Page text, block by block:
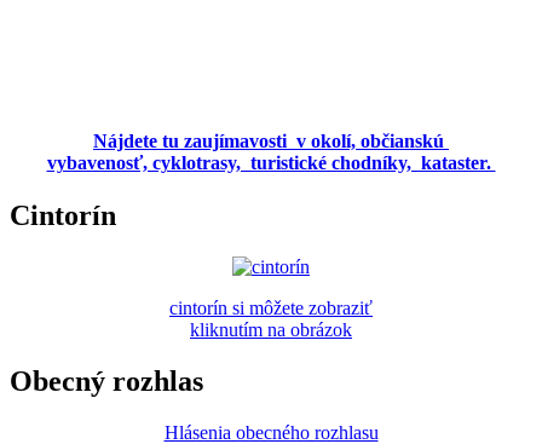
Nájdete tu zaujímavosti v okolí, občianskú
vybavenosť, cyklotrasy, turistické chodníky, kataster.
Cintorín
cintorín si môžete zobraziť
kliknutím na obrázok
Obecný rozhlas
Hlásenia obecného rozhlasu